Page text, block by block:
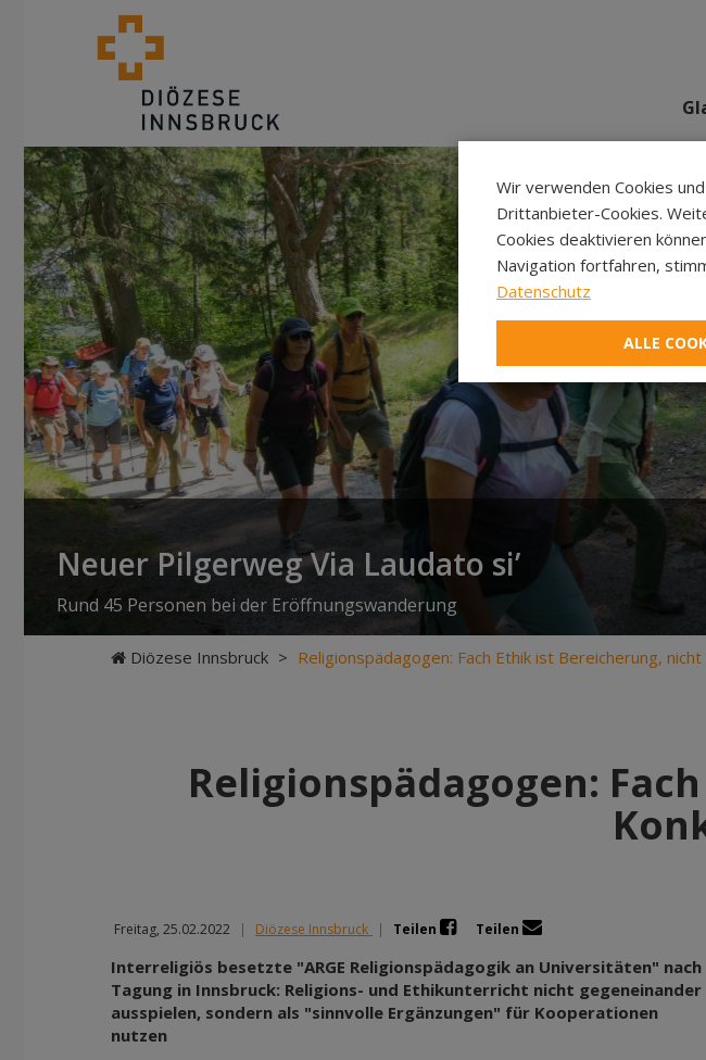
Neuer Pilgerweg Via Laudato si’
Rund 45 Personen bei der Eröffnungswanderung
Diözese Innsbruck > Religionspädagogen: Fach Ethik ist Bereicherung,
Religionspädagogen:
Freitag, 25.02.2022 | Diözese Innsbruck | Teilen Teilen
Interreligiös besetzte "ARGE Religionspädagogik an Universitäten" nach
Tagung in Innsbruck: Religions- und Ethikunterricht nicht gegeneinander
ausspielen, sondern als "sinnvolle Ergänzungen" für Kooperationen
nutzen
Wir verwenden Cookies
Drittanbieter-Cookies.
Cookies deaktivieren
Navigation fortfahren,
Datenschutz
ALLE